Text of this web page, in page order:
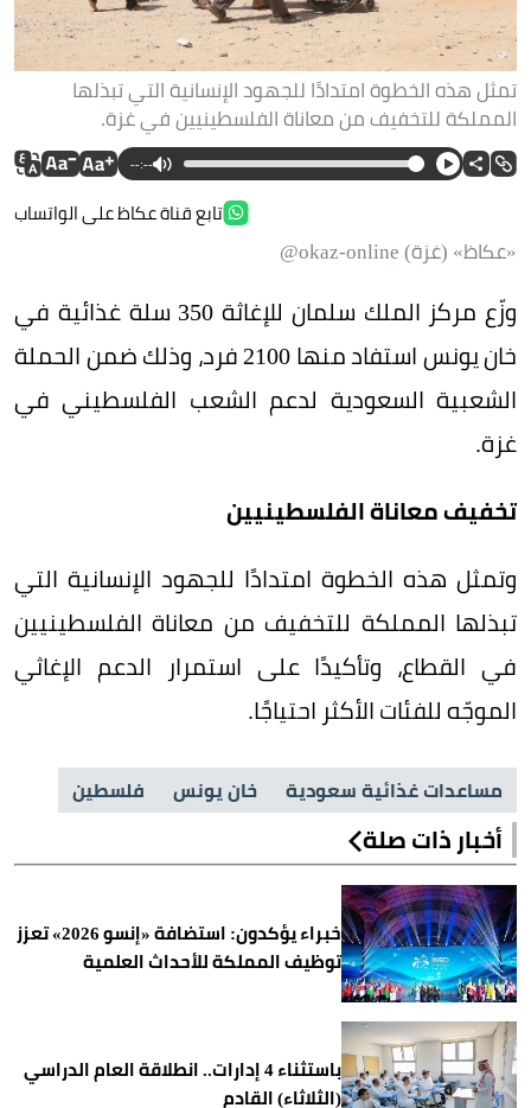
تمثل هذه الخطوة امتدادًا للجهود الإنسانية التي تبذلها
المملكة للتخفيف من معاناة الفلسطينيين في غزة.
--:--
تابع قناة عكاظ على الواتساب
«عكاظ» (غزة) okaz-online@
وزّع مركز الملك سلمان للإغاثة 350 سلة غذائية في
خان يونس استفاد منها 2100 فرد، وذلك ضمن الحملة
الشعبية السعودية لدعم الشعب الفلسطيني في
غزة.
تخفيف معاناة الفلسطينيين
وتمثل هذه الخطوة امتدادًا للجهود الإنسانية التي
تبذلها المملكة للتخفيف من معاناة الفلسطينيين
في القطاع، وتأكيدًا على استمرار الدعم الإغاثي
الموجّه للفئات الأكثر احتياجًا.
مساعدات غذائية سعودية خان يونس فلسطين
أخبار ذات صلة
خبراء يؤكدون: استضافة «إنسو 2026» تعزز
توظيف المملكة للأحداث العلمية
باستثناء 4 إدارات.. انطلاقة العام الدراسي
(الثلاثاء) القادم